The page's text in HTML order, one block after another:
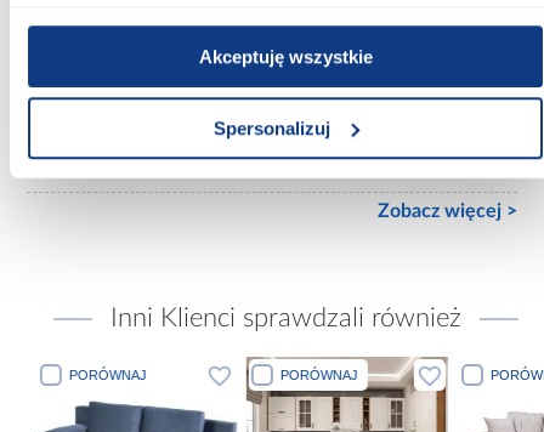
Akceptuję wszystkie
Spersonalizuj
mat
mat
Zobacz więcej >
Inni Klienci sprawdzali również
PORÓWNAJ PORÓWNAJ